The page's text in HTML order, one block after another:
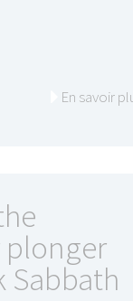
En savoir
plonger
Sabbath